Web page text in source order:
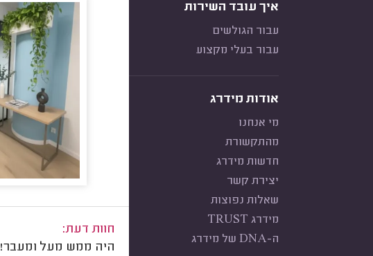
איך עובד השירות
עבור הגולשים
עבור בעלי מקצוע
אודות מידרג
מי אנחנו
מהתקשורת
חדשות מידרג
יצירת קשר
שאלות נפוצות
מידרג TRUST
ה-DNA של מידרג
חוות דעת:
היה ממש מעל ומעבר!